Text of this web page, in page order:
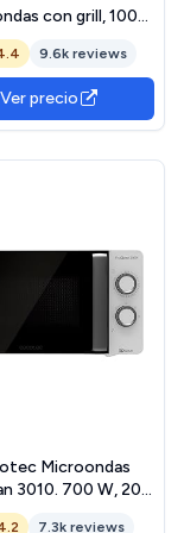
con grill, 1000
Inverter, Display
Color Negro
1000 W, 25 l
9.6k reviews
Ver precio
Microondas
3010. 700 W, 20 L
capacidad,
7.3k reviews